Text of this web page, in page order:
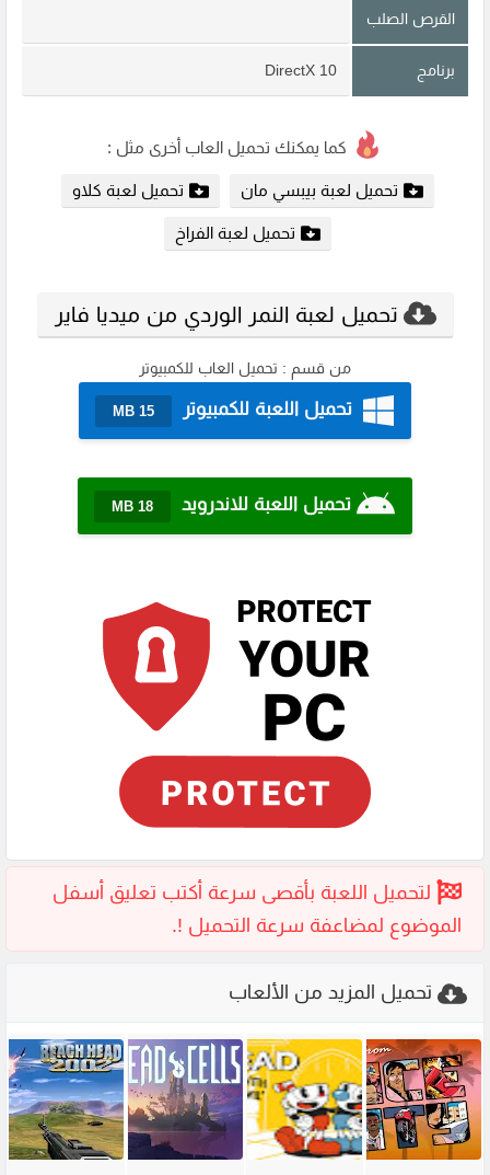
القرص الصلب
برنامج DirectX 10
كما يمكنك تحميل العاب أخرى مثل :
تحميل لعبة بيبسي مان تحميل لعبة كلاو
تحميل لعبة الفراخ
تحميل لعبة النمر الوردي من ميديا فاير
من قسم : تحميل العاب للكمبيوتر
تحميل اللعبة للكمبيوتر 15 MB
تحميل اللعبة للاندرويد 18 MB
تحميل المزيد من الألعاب